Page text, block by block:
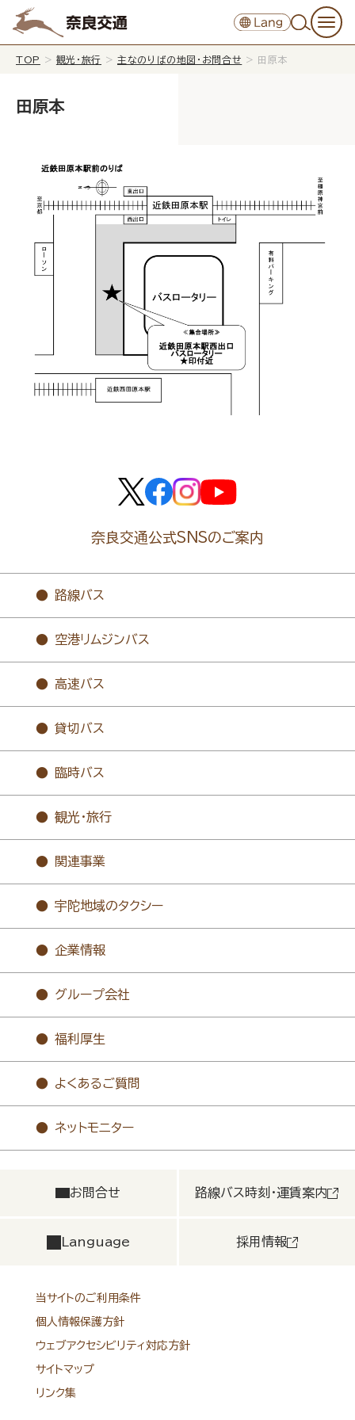
TOP > 観光・旅行 > 主なのりばの地図・お問合せ > 田原本
田原本
奈良交通公式SNSのご案内
路線バス
空港リムジンバス
高速バス
貸切バス
臨時バス
観光・旅行
関連事業
宇陀地域のタクシー
企業情報
グループ会社
福利厚生
よくあるご質問
ネットモニター
お問合せ 路線バス時刻・運賃案内
Language 採用情報
当サイトのご利用条件
個人情報保護方針
ウェブアクセシビリティ対応方針
サイトマップ
リンク集